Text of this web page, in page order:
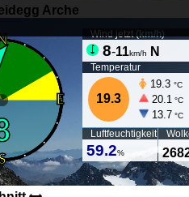
Arche
Wind jetzt (km/h)
8-11km/h N
Temperatur
19.3
19.3 °C
20.1 °C
13.7 °C
Luftfeuchtigkeit
59.2%